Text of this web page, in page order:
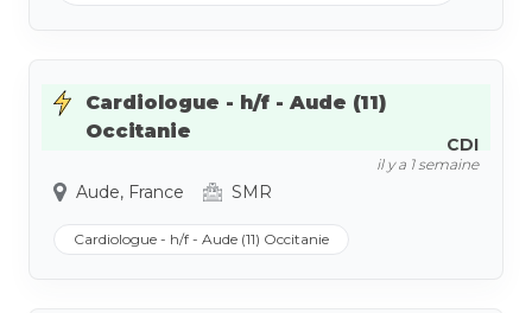
Cardiologue - h/f - Aude (11)
Occitanie
CDI
il y a 1 semaine
Aude, France SMR
Cardiologue - h/f - Aude (11) Occitanie